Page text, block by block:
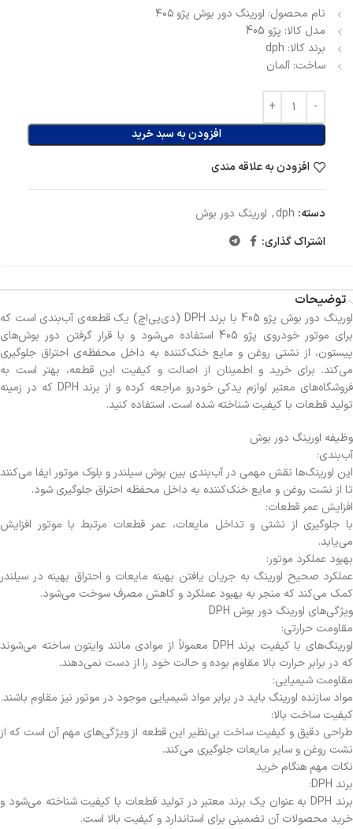
نام محصول: اورینگ دور بوش پژو ۴۰۵
مدل کالا: پژو 405
برند کالا: dph
ساخت: آلمان
افزودن به سبد خرید
افزودن به علاقه مندی
دسته: dph
, اورینگ دور بوش
اشتراک گذاری:
توضیحات
اورینگ دور بوش پژو 405 با برند DPH (دی‌پی‌اچ) یک قطعه‌ی آب‌بندی است که
برای موتور خودروی پژو 405 استفاده می‌شود و با قرار گرفتن دور بوش‌های
پیستون، از نشتی روغن و مایع خنک‌کننده به داخل محفظه‌ی احتراق جلوگیری
می‌کند. برای خرید و اطمینان از اصالت و کیفیت این قطعه، بهتر است به
فروشگاه‌های معتبر لوازم یدکی خودرو مراجعه کرده و از برند DPH که در زمینه
تولید قطعات با کیفیت شناخته شده است، استفاده کنید.
وظیفه اورینگ دور بوش
آب‌بندی:
این اورینگ‌ها نقش مهمی در آب‌بندی بین بوش سیلندر و بلوک موتور ایفا می‌کنند
تا از نشت روغن و مایع خنک‌کننده به داخل محفظه احتراق جلوگیری شود.
افزایش عمر قطعات:
با جلوگیری از نشتی و تداخل مایعات، عمر قطعات مرتبط با موتور افزایش
می‌یابد.
بهبود عملکرد موتور:
عملکرد صحیح اورینگ به جریان یافتن بهینه مایعات و احتراق بهینه در سیلندر
کمک می‌کند که منجر به بهبود عملکرد و کاهش مصرف سوخت می‌شود.
ویژگی‌های اورینگ دور بوش DPH
مقاومت حرارتی:
اورینگ‌های با کیفیت برند DPH معمولاً از موادی مانند وایتون ساخته می‌شوند
که در برابر حرارت بالا مقاوم بوده و حالت خود را از دست نمی‌دهند.
مقاومت شیمیایی:
مواد سازنده اورینگ باید در برابر مواد شیمیایی موجود در موتور نیز مقاوم باشند.
کیفیت ساخت بالا:
طراحی دقیق و کیفیت ساخت بی‌نظیر این قطعه از ویژگی‌های مهم آن است که از
نشت روغن و سایر مایعات جلوگیری می‌کند.
نکات مهم هنگام خرید
برند DPH:
برند DPH به عنوان یک برند معتبر در تولید قطعات با کیفیت شناخته می‌شود و
خرید محصولات آن تضمینی برای استاندارد و کیفیت بالا است.